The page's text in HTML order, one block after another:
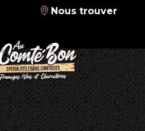
Nous trouver